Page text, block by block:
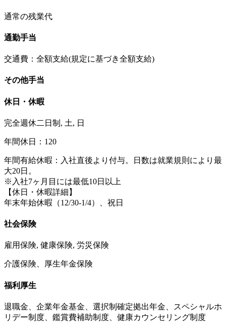
通常の残業代
通勤手当
交通費：全額支給(規定に基づき全額支給)
その他手当
休日・休暇
完全週休二日制, 土, 日
年間休日：120
年間有給休暇：入社直後より付与。日数は就業規則により最
大20日。
※入社7ヶ月目には最低10日以上
【休日・休暇詳細】
年末年始休暇（12/30-1/4）、祝日
社会保険
雇用保険, 健康保険, 労災保険
介護保険、厚生年金保険
福利厚生
退職金、企業年金基金、選択制確定拠出年金、スペシャルホ
リデー制度、鑑賞費補助制度、健康カウンセリング制度